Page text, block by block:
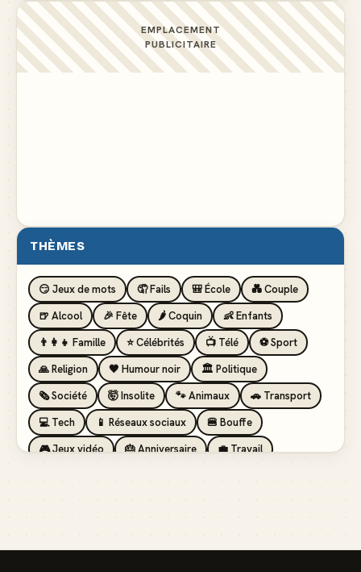
EMPLACEMENT
PUBLICITAIRE
THÈMES
😏 Jeux de mots 🤦 Fails 🎒 École
💑 Couple
🍺 Alcool
🎉 Fête 🌶️ Coquin
👶 Enfants
👨‍👩‍👧 Famille
⭐ Célébrités 📺 Télé
⚽ Sport
🙏 Religion
🖤 Humour noir
🏛️ Politique
🗞️ Société
🤯 Insolite 🐾 Animaux
🚗 Transport
💻 Tech
📱 Réseaux sociaux
🍔 Bouffe
🎮 Jeux vidéo
🎂 Anniversaire
💼 Travail